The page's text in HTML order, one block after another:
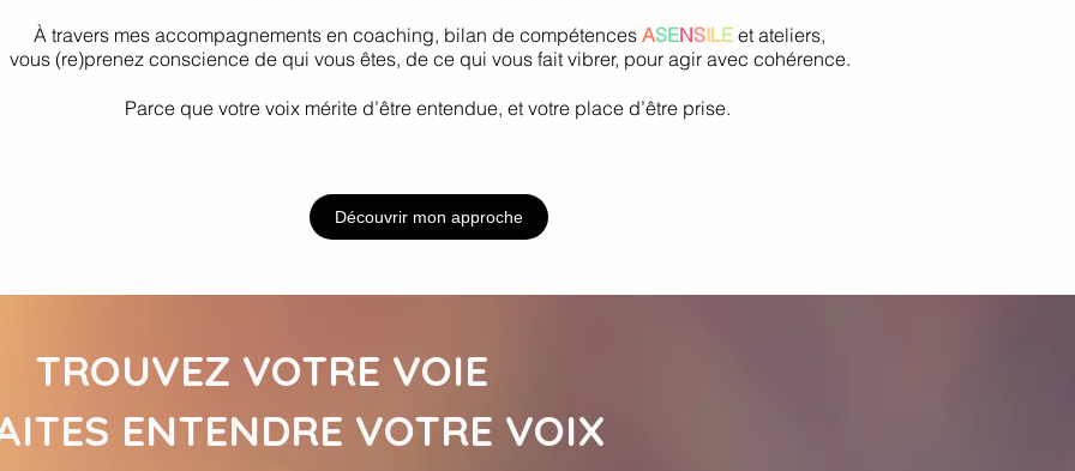
À travers mes accompagnements en coaching, bilan de compétences ASENSILE et ateliers,
vous (re)prenez conscience de qui vous êtes, de ce qui vous fait vibrer, pour agir avec cohérence.
Parce que votre voix mérite d’être entendue, et votre place d’être prise.
Découvrir mon approche
TROUVEZ VOTRE VOIE
ENTENDRE VOTRE VOIX